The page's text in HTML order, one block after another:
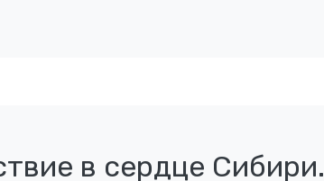
в сердце Сибири.